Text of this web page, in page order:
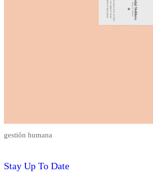
gestión humana
Stay Up To Date